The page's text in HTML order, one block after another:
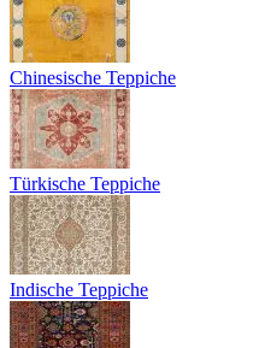
Chinesische Teppiche
Türkische Teppiche
Indische Teppiche